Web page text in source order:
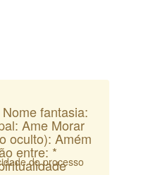
fantasia:
Ame Morar
oculto): Amém
entre: *
do processo